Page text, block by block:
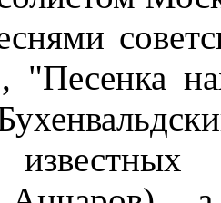
"Песенка